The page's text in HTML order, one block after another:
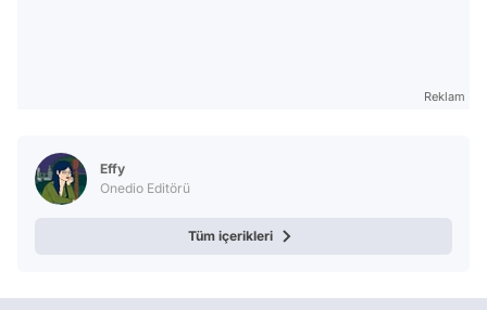
Reklam
Effy
Onedio Editörü
Tüm içerikleri